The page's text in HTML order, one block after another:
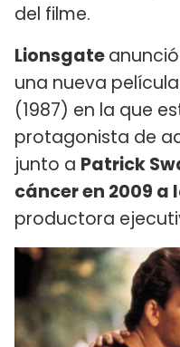
del filme.
Lionsgate
una nueva
(1987) en la que
protagonista de
junto a Patrick
cáncer en 2009 a
productora